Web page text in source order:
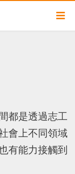
都是透過志工
會上不同領域
有能力接觸到